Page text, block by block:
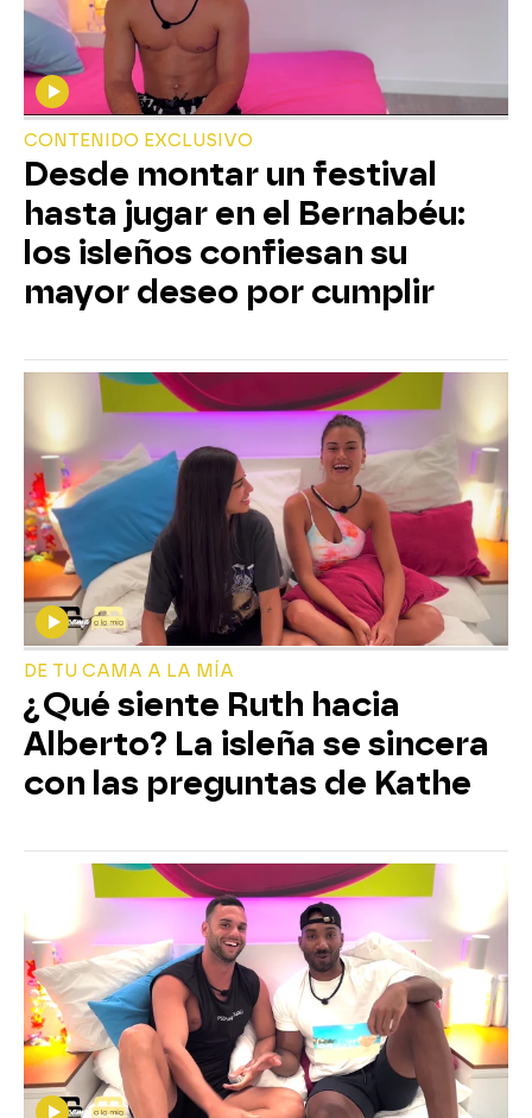
CONTENIDO EXCLUSIVO
Desde montar un festival
hasta jugar en el Bernabéu:
los isleños confiesan su
mayor deseo por cumplir
DE TU CAMA A LA MÍA
¿Qué siente Ruth hacia
Alberto? La isleña se sincera
con las preguntas de Kathe